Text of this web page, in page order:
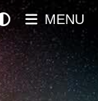
MENU